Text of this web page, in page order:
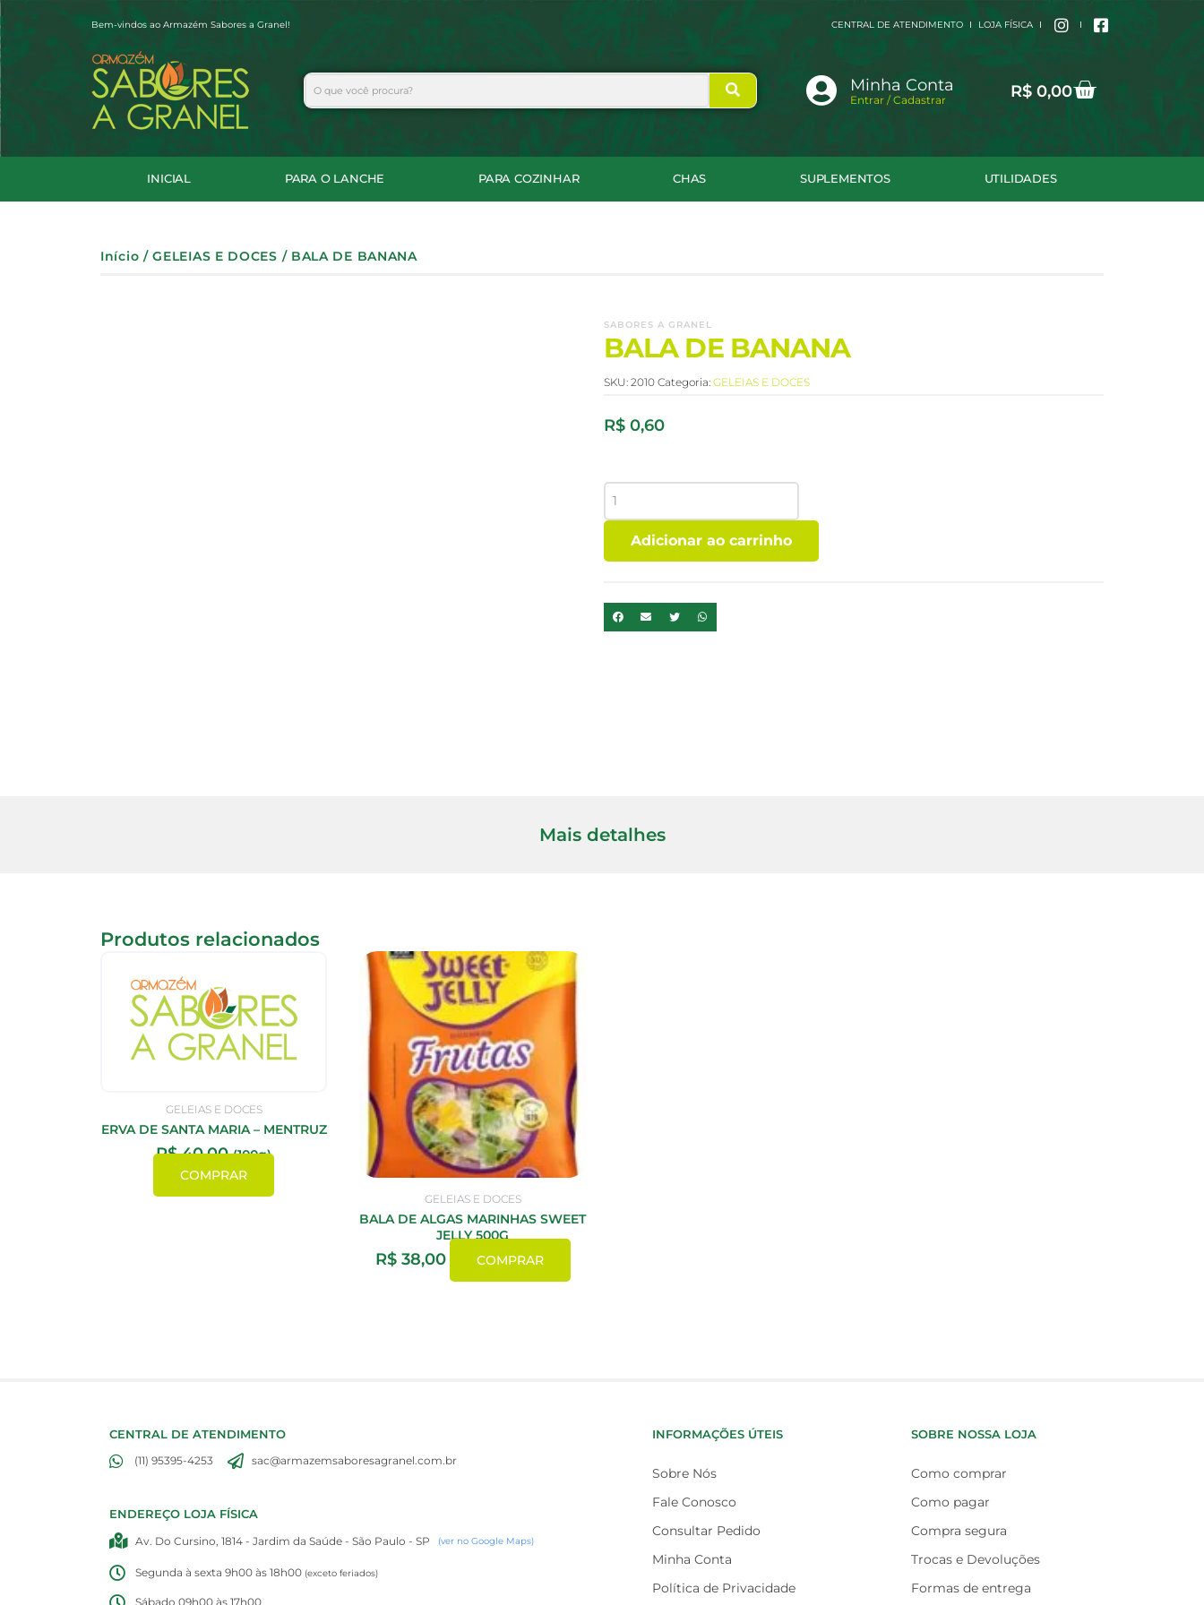
para
o
conteúdo
Bem-vindos ao Armazém Sabores a Granel! CENTRAL DE ATENDIMENTO LOJA FÍSICA
Search Minha Conta
Entrar / Cadastrar R$ 0,00Cart
INICIAL PARA O LANCHE PARA COZINHAR CHAS SUPLEMENTOS UTILIDADES
Início /GELEIAS E DOCES / BALA DE BANANA
SABORES A GRANEL
BALA DE BANANA
SKU: 2010 Categoria: GELEIAS E DOCES
R$0,60
BANANA
Adicionar ao carrinho
Mais detalhes
Produtos relacionados
GELEIAS E DOCES
ERVA DE SANTA MARIA – MENTRUZ
R$40,00 (100g)
COMPRAR
GELEIAS E DOCES
BALA DE ALGAS MARINHAS SWEET
JELLY 500G
R$38,00 COMPRAR
CENTRAL DE ATENDIMENTO
(11) 95395-4253 sac@armazemsaboresagranel.com.br
ENDEREÇO LOJA FÍSICA
Av. Do Cursino, 1814 - Jardim da Saúde - São Paulo - SP (ver no Google Maps)
Segunda à sexta 9h00 às 18h00 (exceto feriados)
Sábado 09h00 às 17h00
INFORMAÇÕES ÚTEIS
Sobre Nós
Fale Conosco
Consultar Pedido
Minha Conta
Política de Privacidade
SOBRE NOSSA LOJA
Como comprar
Como pagar
Compra segura
Trocas e Devoluções
Formas de entrega